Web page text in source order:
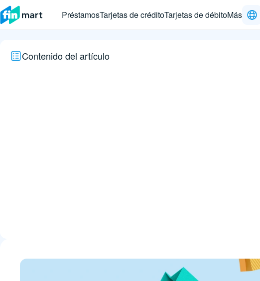
PréstamosTarjetas de créditoTarjetas de débitoMás
Contenido del artículo